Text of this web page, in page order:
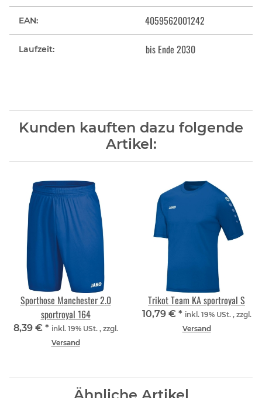
EAN: 4059562001242
Laufzeit: bis Ende 2030
Kunden kauften dazu folgende
Artikel:
Sporthose Manchester 2.0
sportroyal 164
8,39 € * inkl. 19% USt. , zzgl.
Versand
Trikot Team KA sportroyal S
10,79 € * inkl. 19% USt. , zzgl.
Versand